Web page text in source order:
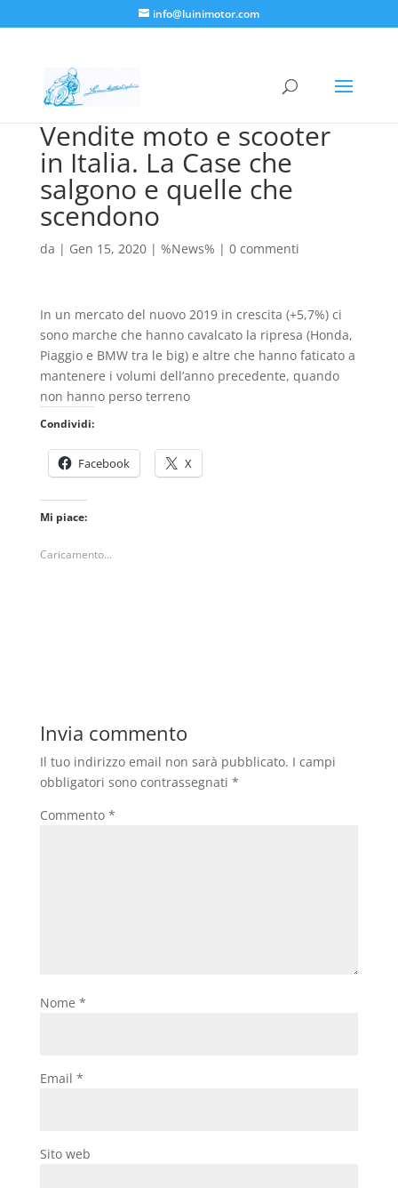
info@luinimotor.com
Vendite moto e scooter
in Italia. La Case che
salgono e quelle che
scendono
da | Gen 15, 2020| %News% | 0 commenti
In un mercato del nuovo 2019 in crescita (+5,7%) ci
sono marche che hanno cavalcato la ripresa (Honda,
Piaggio e BMW tra le big) e altre che hanno faticato a
mantenere i volumi dell’anno precedente, quando
non hanno perso terreno
Condividi:
Facebook X
Mi piace:
Caricamento...
Invia commento
Il tuo indirizzo email non sarà pubblicato. I campi
obbligatori sono contrassegnati *
Commento *
Nome *
Email *
Sito web